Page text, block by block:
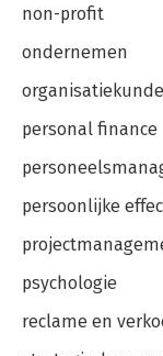
non-profit
ondernemen
organisatiekunde
personal finance
persoonlijke
psychologie
reclame en